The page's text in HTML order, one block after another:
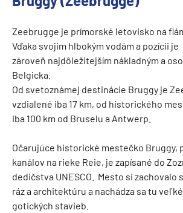
Zeebrugge je prímorské letovisko na
Vďaka svojim hlbokým vodám a pozícii je
zároveň najdôležitejším nákladným a
Belgicka.
Od svetoznámej destinácie Bruggy je
vzdialené iba 17 km, od historického
iba 100 km od Bruselu a Antwerp.
Očarujúce historické mestečko Bruggy,
kanálov na rieke Reie, je zapísané do
dedičstva UNESCO. Mesto si zachovalo
ráz a architektúru a nachádza sa tu
gotických stavieb.